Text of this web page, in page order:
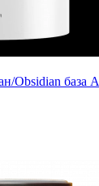
Obsidian база